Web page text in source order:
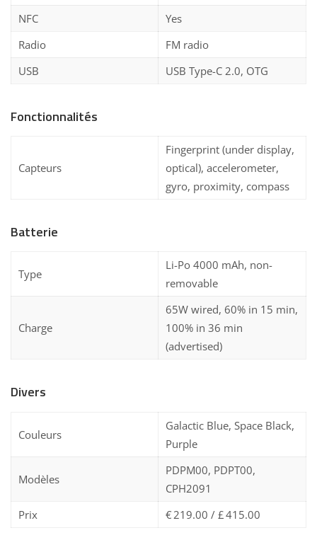
NFC
Yes
Radio
FM radio
USB
USB Type-C 2.0, OTG
Fonctionnalités
Capteurs
Fingerprint (under display,
optical), accelerometer,
gyro, proximity, compass
Batterie
Type
Li-Po 4000 mAh, non-
removable
Charge
65W wired, 60% in 15 min,
100% in 36 min
(advertised)
Divers
Couleurs
Galactic Blue, Space Black,
Purple
Modèles
PDPM00, PDPT00,
CPH2091
Prix
€ 219.00 / £ 415.00